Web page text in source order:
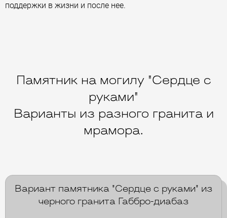
поддержки в жизни и после нее.
Памятник на могилу "Сердце с
руками"
Варианты из разного гранита и
мрамора.
Вариант памятника "Сердце с руками" из
черного гранита Габбро-диабаз